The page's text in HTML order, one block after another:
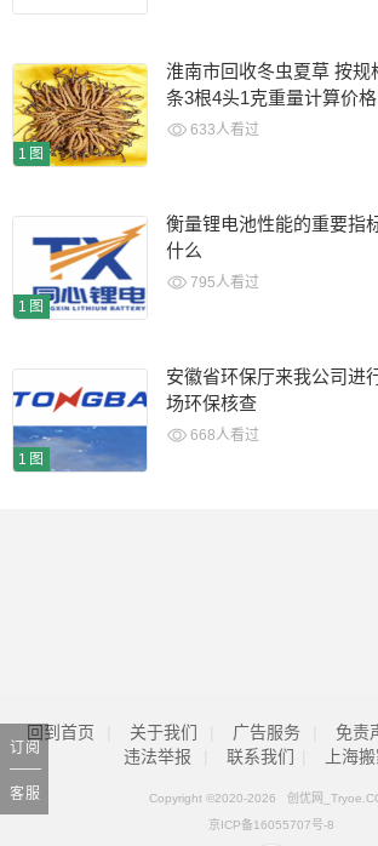
1图
淮南市回收冬虫夏草 按规
条3根4头1克重量计算价格
633人看过
1图
衡量锂电池性能的重要指
什么
795人看过
1图
安徽省环保厅来我公司进
场环保核查
668人看过
订阅
客服
回到首页 关于我们 广告服务 免责
违法举报
联系我们 上海
Copyright ©2020-2026 创优网
京ICP备16055707号-8